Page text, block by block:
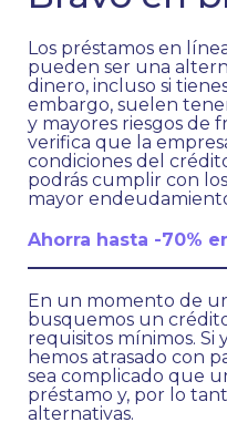
Los préstamos en
pueden ser una
dinero, incluso si
embargo, suelen
y mayores riesgos de
verifica que la
condiciones del
podrás cumplir con
mayor
Ahorra hasta -70%
En un momento de
busquemos un
requisitos mínimos. Si
hemos atrasado con
sea complicado que
préstamo y, por lo
alternativas.